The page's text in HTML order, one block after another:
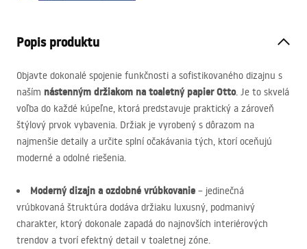
Popis produktu
Objavte dokonalé spojenie funkčnosti a sofistikovaného dizajnu s
naším nástenným držiakom na toaletný papier Otto. Je to skvelá
voľba do každé kúpeľne, ktorá predstavuje praktický a zároveň
štýlový prvok vybavenia. Držiak je vyrobený s dôrazom na
najmenšie detaily a určite splní očakávania tých, ktorí oceňujú
moderné a odolné riešenia.
Moderný dizajn a ozdobné vrúbkovanie – jedinečná
vrúbkovaná štruktúra dodáva držiaku luxusný, podmanivý
charakter, ktorý dokonale zapadá do najnovších interiérových
trendov a tvorí efektný detail v toaletnej zóne.